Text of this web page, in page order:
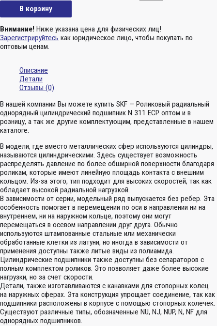
В корзину
Внимание! Ниже указана цена для физических лиц!
Зарегистрируйтесь как юридическое лицо, чтобы покупать по
оптовым ценам.
Описание
Детали
Отзывы (0)
В нашей компании Вы можете купить SKF — Роликовый радиальный
однорядный цилиндрический подшипник N 311 ECP оптом и в
розницу, а так же другие комплектующим, представленные в нашем
каталоге.
В модели, где вместо металлических сфер используются цилиндры,
называются цилиндрическими. Здесь существует возможность
распределять давление по более обширной поверхности благодаря
роликам, которые имеют линейную площадь контакта с внешним
кольцом. Из-за этого, тип подходит для высоких скоростей, так как
обладает высокой радиальной нагрузкой.
В зависимости от серии, модельный ряд выпускается без ребер. Эта
особенность помогает в перемещении по оси в направлении ни на
внутреннем, ни на наружном кольце, поэтому они могут
перемещаться в осевом направлении друг друга. Обычно
используются штампованные стальные или механически
обработанные клетки из латуни, но иногда в зависимости от
применения доступны также литые виды из полиамида.
Цилиндрические подшипники также доступны без сепараторов с
полным комплектом роликов. Это позволяет даже более высокие
нагрузки, но за счет скорости.
Детали, также изготавливаются с канавками для стопорных колец
на наружных сферах. Эта конструкция упрощает соединение, так как
подшипники расположены в корпусе с помощью стопорных колечек.
Существуют различные типы, обозначенные NU, NJ, NUP, N, NF для
однорядных подшипников.